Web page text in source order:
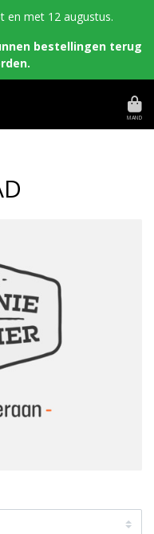
en met 12 augustus.
bestellingen terug
MAND